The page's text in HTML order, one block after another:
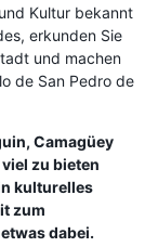
Kultur bekannt
erkunden Sie
und machen
de San Pedro de
Camagüey
zu bieten
kulturelles
zum
dabei.